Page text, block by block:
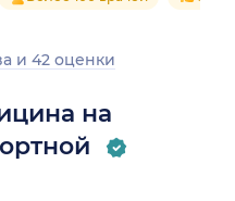
на
и 42 оценки